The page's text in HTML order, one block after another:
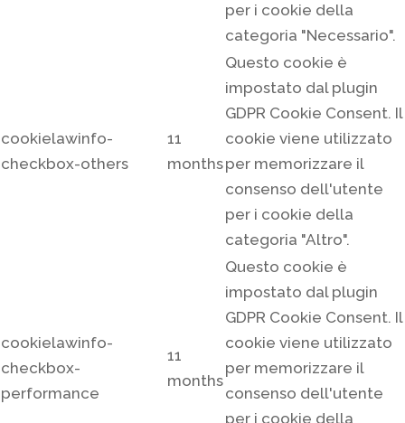
per i cookie della
categoria "Necessario".
cookielawinfo-
checkbox-others
11
months
Questo cookie è
impostato dal plugin
GDPR Cookie Consent. Il
cookie viene utilizzato
per memorizzare il
consenso dell'utente
per i cookie della
categoria "Altro".
cookielawinfo-
checkbox-
performance
11
months
Questo cookie è
impostato dal plugin
GDPR Cookie Consent. Il
cookie viene utilizzato
per memorizzare il
consenso dell'utente
per i cookie della